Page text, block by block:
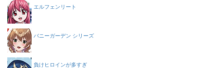
エルフェンリート
バニーガーデン シリーズ
負けヒロインが多すぎ